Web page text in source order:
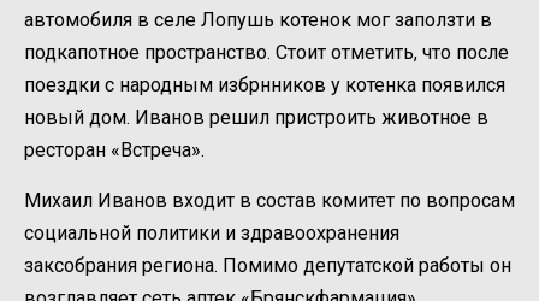
автомобиля в селе Лопушь котенок мог заползти в
подкапотное пространство. Стоит отметить, что после
поездки с народным избрнников у котенка появился
новый дом. Иванов решил пристроить животное в
ресторан «Встреча».
Михаил Иванов входит в состав комитет по вопросам
социальной политики и здравоохранения
заксобрания региона. Помимо депутатской работы он